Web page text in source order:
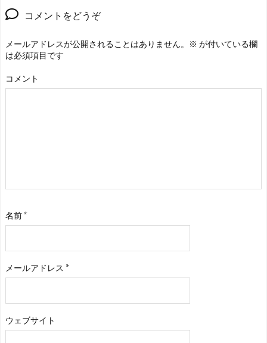
コメントをどうぞ
メールアドレスが公開されることはありません。 ※ が付いている欄
は必須項目です
コメント
名前 *
メールアドレス *
ウェブサイト